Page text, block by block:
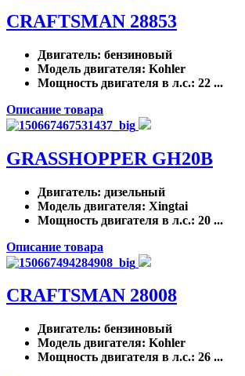
CRAFTSMAN 28853
Двигатель: бензиновый
Модель двигателя: Kohler
Мощность двигателя в л.с.: 22 ...
Описание товара
GRASSHOPPER GH20B
Двигатель: дизельный
Модель двигателя: Xingtai
Мощность двигателя в л.с.: 20 ...
Описание товара
CRAFTSMAN 28008
Двигатель: бензиновый
Модель двигателя: Kohler
Мощность двигателя в л.с.: 26 ...